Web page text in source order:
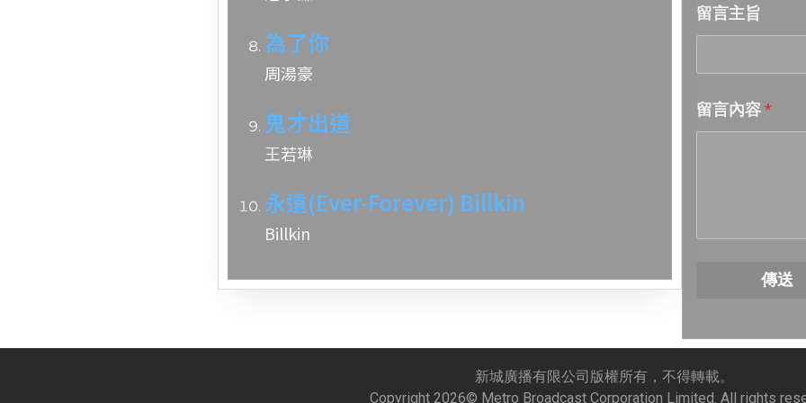
為了你
周湯豪
鬼才出道
王若琳
永遠(Ever-Forever) Billkin
Billkin
Week
Week
留言主旨
留言內容*
傳送
新城廣播有限公司版權所有，不得轉載。
Copyright 2026© Metro Broadcast Corporation Limited. All rights